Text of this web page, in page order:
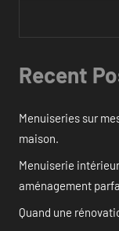
Recent
Menuiseries sur
maison.
Menuiserie
aménagement
Quand une